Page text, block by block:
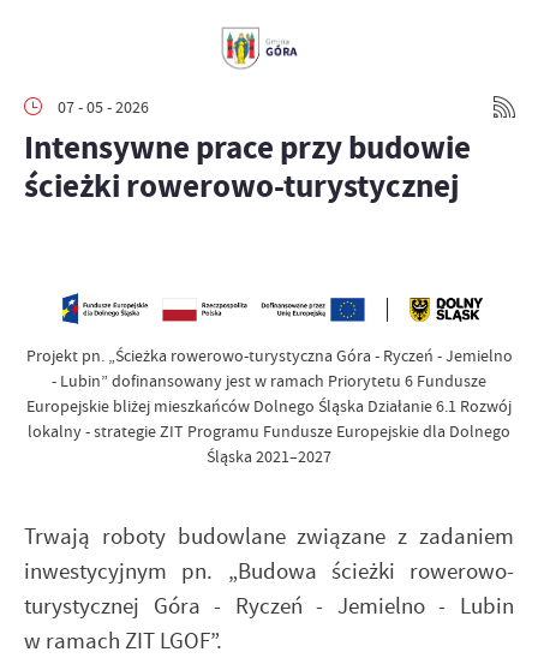
07 - 05 - 2026
Intensywne prace przy budowie
ścieżki rowerowo-turystycznej
Projekt pn. „Ścieżka rowerowo-turystyczna Góra - Ryczeń - Jemielno
- Lubin” dofinansowany jest w ramach Priorytetu 6 Fundusze
Europejskie bliżej mieszkańców Dolnego Śląska Działanie 6.1 Rozwój
lokalny - strategie ZIT Programu Fundusze Europejskie dla Dolnego
Śląska 2021–2027
Trwają roboty budowlane związane z zadaniem
inwestycyjnym pn. „Budowa ścieżki rowerowo-
turystycznej Góra - Ryczeń - Jemielno - Lubin
w ramach ZIT LGOF”.